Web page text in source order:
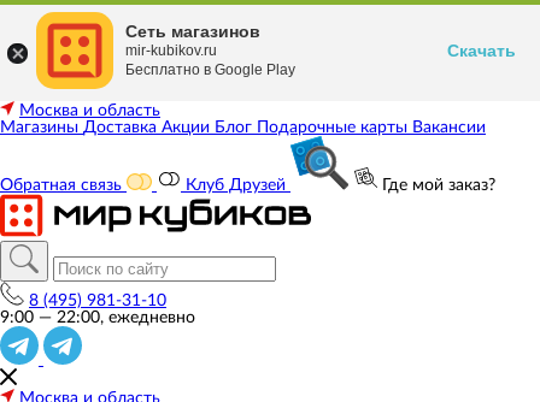
Москва и область
Магазины Доставка Акции Блог Подарочные карты Вакансии
Обратная связь Клуб Друзей Где мой заказ?
8 (495) 981-31-10
9:00 — 22:00, ежедневно
Москва и область
Сеть магазинов
mir-kubikov.ru
Бесплатно в Google Play
Скачать